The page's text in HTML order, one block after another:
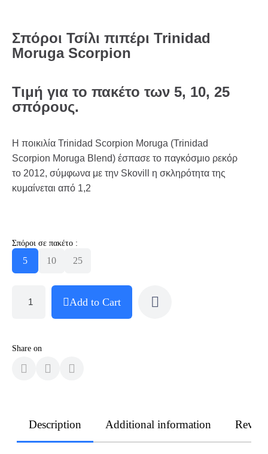
Σπόροι Τσίλι πιπέρι Trinidad
Moruga Scorpion
Τιμή για το πακέτο των 5, 10, 25
σπόρους.
Η ποικιλία Trinidad Scorpion Moruga (Trinidad
Scorpion Moruga Blend) έσπασε το παγκόσμιο ρεκόρ
το 2012, σύμφωνα με την Skovill η σκληρότητα της
κυμαίνεται από 1,2
Σπόροι σε πακέτο :
5 10 25
Add to Cart
Share on
Description Additional information